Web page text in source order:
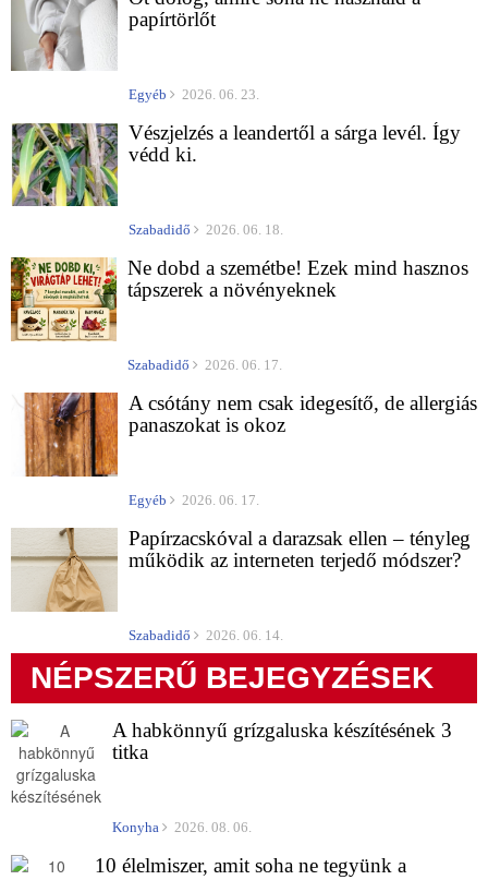
papírtörlőt
Egyéb 2026. 06. 23.
Vészjelzés a leandertől a sárga levél. Így
védd ki.
Szabadidő 2026. 06. 18.
Ne dobd a szemétbe! Ezek mind hasznos
tápszerek a növényeknek
Szabadidő 2026. 06. 17.
A csótány nem csak idegesítő, de allergiás
panaszokat is okoz
Egyéb 2026. 06. 17.
Papírzacskóval a darazsak ellen – tényleg
működik az interneten terjedő módszer?
Szabadidő 2026. 06. 14.
NÉPSZERŰ BEJEGYZÉSEK
A habkönnyű grízgaluska készítésének 3
titka
Konyha 2026. 08. 06.
10 élelmiszer, amit soha ne tegyünk a